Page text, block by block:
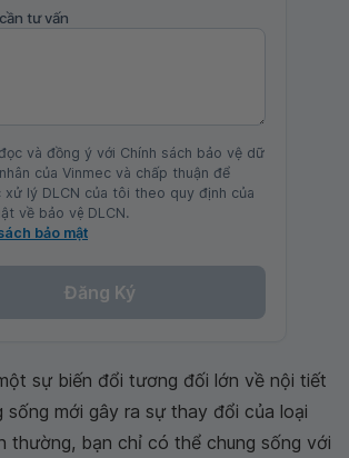
tư vấn
và đồng ý với Chính sách bảo vệ dữ
của Vinmec và chấp thuận để
xử lý DLCN của tôi theo quy định của
về bảo vệ DLCN.
bảo mật
Đăng Ký
sự biến đổi tương đối lớn về nội tiết
sống mới gây ra sự thay đổi của loại
thường, bạn chỉ có thể chung sống với